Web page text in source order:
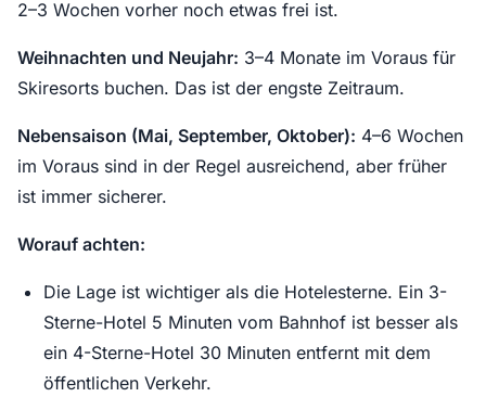
2–3 Wochen vorher noch etwas frei ist.
Weihnachten und Neujahr: 3–4 Monate im Voraus für
Skiresorts buchen. Das ist der engste Zeitraum.
Nebensaison (Mai, September, Oktober): 4–6 Wochen
im Voraus sind in der Regel ausreichend, aber früher
ist immer sicherer.
Worauf achten:
Die Lage ist wichtiger als die Hotelesterne. Ein 3-
Sterne-Hotel 5 Minuten vom Bahnhof ist besser als
ein 4-Sterne-Hotel 30 Minuten entfernt mit dem
öffentlichen Verkehr.